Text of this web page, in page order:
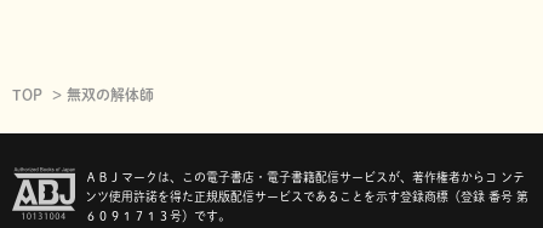
TOP 無双の解体師
ＡＢＪマークは、この電子書店・電子書籍配信サービスが、著作権者からコ ンテ
ンツ使用許諾を得た正規版配信サービスであることを示す登録商標（登録 番号 第
６０９１７１３号）です。